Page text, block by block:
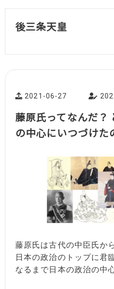
後三条天皇
2021-06-27
藤原氏ってなんだ？
の中心にいつづけた
藤原氏は古代の中臣氏か
日本の政治のトップに君
なるまで日本の政治の中